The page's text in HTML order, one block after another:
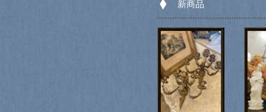
新商品